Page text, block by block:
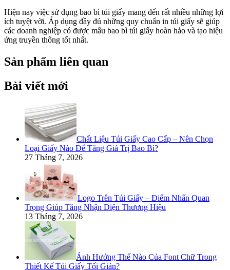
Hiện nay việc sử dụng bao bì túi giấy mang đến rất nhiều những lợi
ích tuyệt vời. Áp dụng đầy đủ những quy chuẩn in túi giấy sẽ giúp
các doanh nghiệp có được mẫu bao bì túi giấy hoàn hảo và tạo hiệu
ứng truyền thông tốt nhất.
Sản phẩm liên quan
Bài viết mới
Chất Liệu Túi Giấy Cao Cấp – Nên Chọn
Loại Giấy Nào Để Tăng Giá Trị Bao Bì?
27 Tháng 7, 2026
Logo Trên Túi Giấy – Điểm Nhấn Quan
Trọng Giúp Tăng Nhận Diện Thương Hiệu
13 Tháng 7, 2026
Ảnh Hưởng Thế Nào Của Font Chữ Trong
Thiết Kế Túi Giấy Tối Giản?